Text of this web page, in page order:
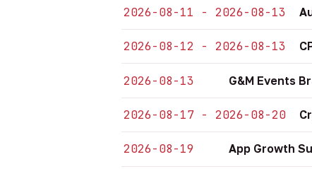
2026-08-11 - 2026-08-13
2026-08-12 - 2026-08-13
2026-08-13 G&M Events
2026-08-17 - 2026-08-20
2026-08-19 App Growth